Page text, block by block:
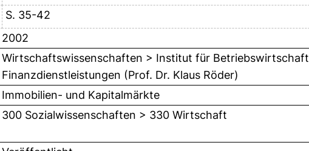
S. 35-42
2002
Wirtschaftswissenschaften > Institut für
Finanzdienstleistungen (Prof. Dr. Klaus Röder)
Immobilien- und Kapitalmärkte
300 Sozialwissenschaften > 330 Wirtschaft